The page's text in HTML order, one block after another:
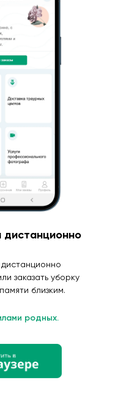
заказать уборку
близким.
родных.